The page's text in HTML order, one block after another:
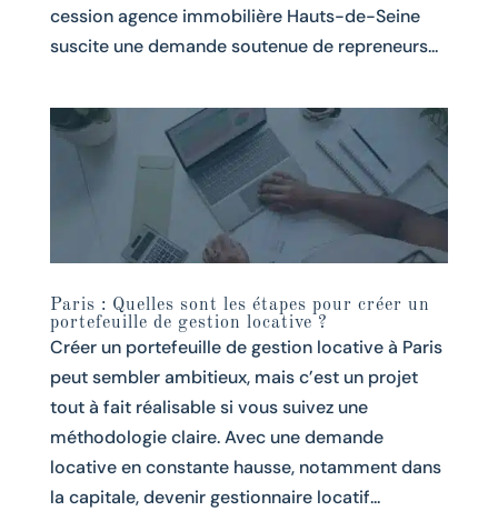
cession agence immobilière Hauts-de-Seine
suscite une demande soutenue de repreneurs...
Paris : Quelles sont les étapes pour créer un
portefeuille de gestion locative ?
Créer un portefeuille de gestion locative à Paris
peut sembler ambitieux, mais c’est un projet
tout à fait réalisable si vous suivez une
méthodologie claire. Avec une demande
locative en constante hausse, notamment dans
la capitale, devenir gestionnaire locatif...